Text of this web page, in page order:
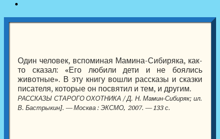
Один человек, вспоминая Мамина-Сибиряка, как-
то сказал: «Его любили дети и не боялись
животные». В эту книгу вошли рассказы и сказки
писателя, которые он посвятил и тем, и другим.
РАССКАЗЫ СТАРОГО ОХОТНИКА / Д. Н. Мамин-Сибиряк; ил.
В. Бастрыкин]. — Москва : ЭКСМО, 2007. — 133 с.